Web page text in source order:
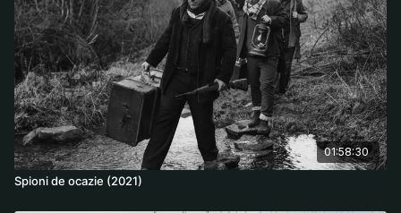
01:58:30
Spioni de ocazie (2021)